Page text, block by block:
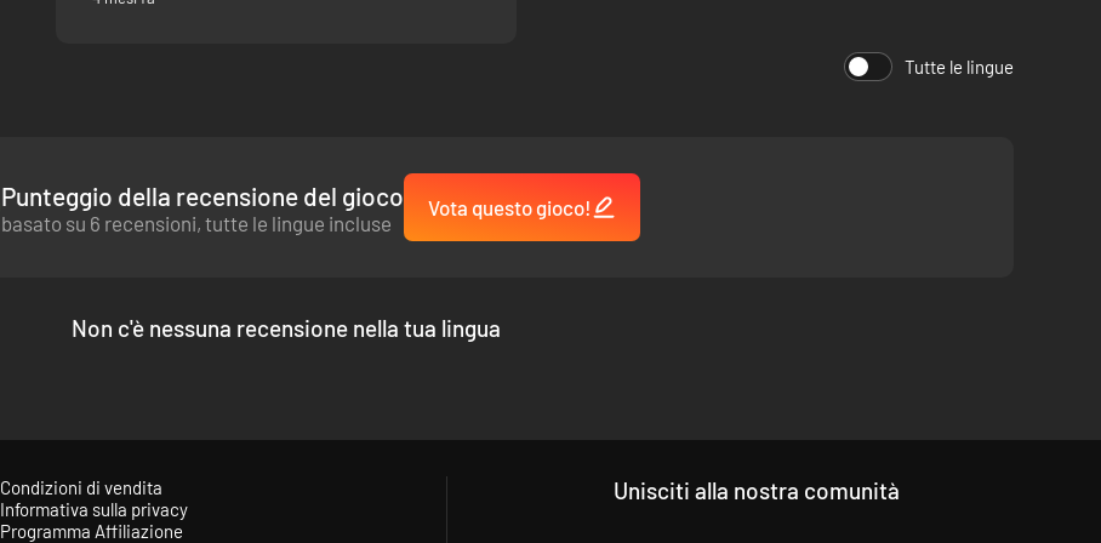
Tutte le lingue
Punteggio della recensione del gioco
basato su 6 recensioni, tutte le lingue incluse
Vota questo gioco!
Non c'è nessuna recensione nella tua lingua
Condizioni di vendita
Informativa sulla privacy
Programma Affiliazione
Unisciti alla nostra comunità